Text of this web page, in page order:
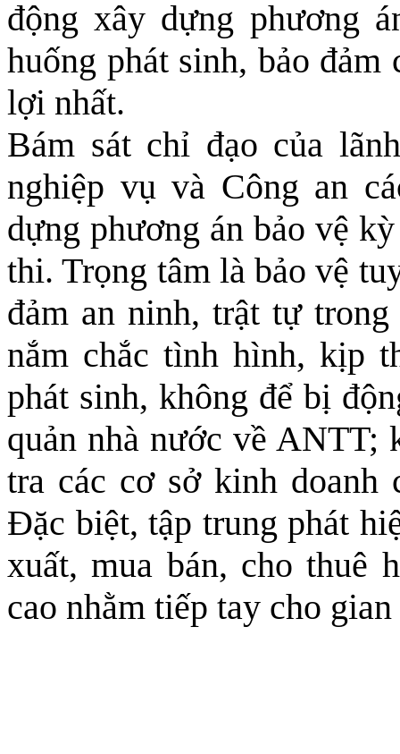
động xây dựng phương
huống phát sinh, bảo
lợi nhất.
Bám sát chỉ đạo của
nghiệp vụ và Công an
dựng phương án bảo vệ
thi. Trọng tâm là bảo vệ
đảm an ninh, trật tự
nắm chắc tình hình, kịp
phát sinh, không để bị
quản nhà nước về ANTT;
tra các cơ sở kinh
Đặc biệt, tập trung phát
xuất, mua bán, cho thuê
cao nhằm tiếp tay cho